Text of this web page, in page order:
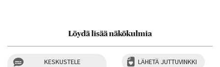
Löydä lisää näkökulmia
KESKUSTELE
LÄHETÄ JUTTUVINKKI